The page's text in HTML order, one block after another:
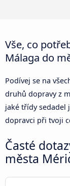
Vše, co
Málaga do
Podívej se na
druhů dopravy z
jaké třídy sedadel
dopravci při tvoji
Časté
města